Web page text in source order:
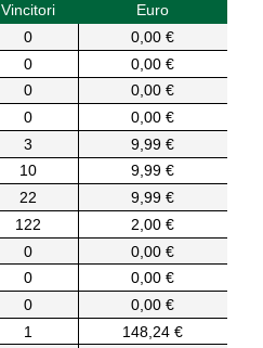
Vincitori
Euro
0
0,00 €
0
0,00 €
0
0,00 €
0
0,00 €
3
9,99 €
10
9,99 €
22
9,99 €
122
2,00 €
0
0,00 €
0
0,00 €
0
0,00 €
1
148,24 €